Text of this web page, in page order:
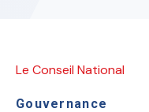
Le Conseil National
Gouvernance